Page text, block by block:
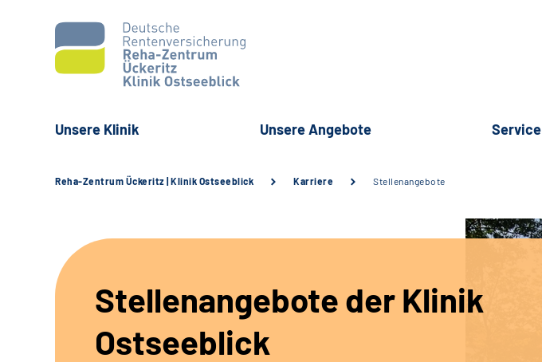
Unsere Klinik Unsere Angebote Service
Reha-Zentrum Ückeritz | Klinik Ostseeblick Karriere Stellenangebote
Stellenangebote der Klinik
Ostseeblick